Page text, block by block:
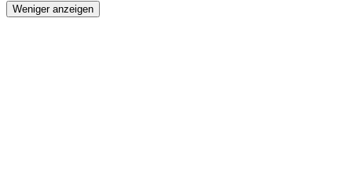
Weniger anzeigen